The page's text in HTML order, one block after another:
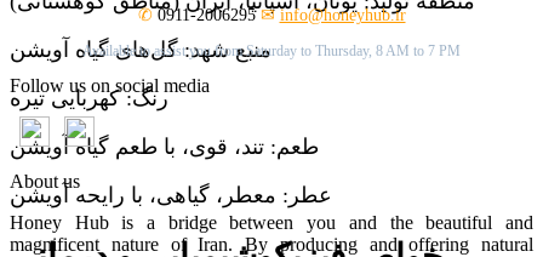
منبع شهد: گل‌های گیاه آویشن
رنگ: کهربایی تیره
طعم: تند، قوی، با طعم گیاه آویشن
عطر: معطر، گیاهی، با رایحه آویشن
✆ 0911-2006295 ✉ info@honeyhub.ir
Available to assist you from Saturday to Thursday, 8 AM to 7 PM
Follow us on social media
About us
Honey Hub is a bridge between you and the beautiful and
magnificent nature of Iran. By producing and offering natural